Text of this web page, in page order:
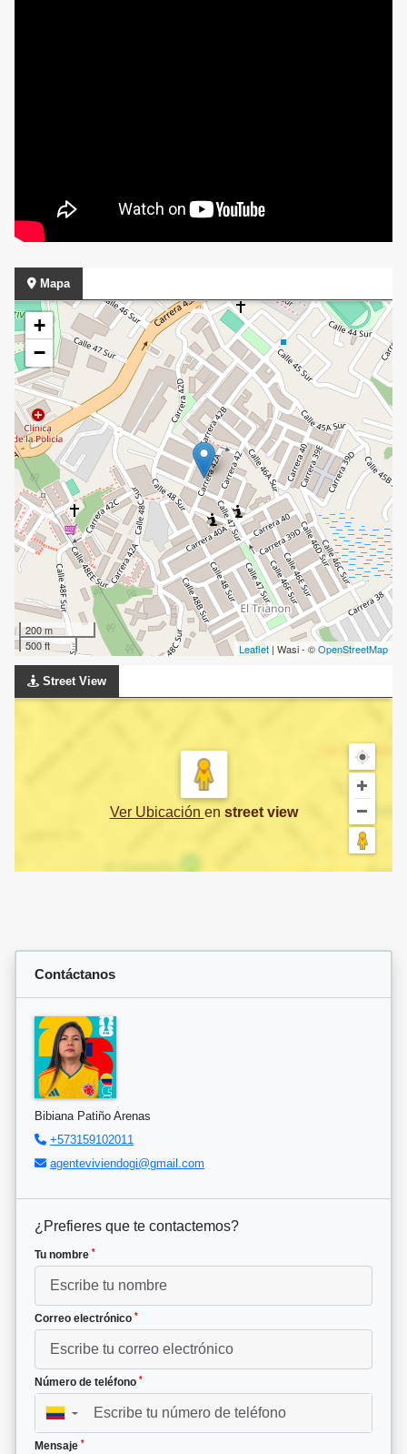
Mapa
+
−
200 m
500 ft
Leaflet | Wasi - ©OpenStreetMap
Street View
Ver Ubicación en street view
Contáctanos
Bibiana Patiño Arenas
+573159102011
agenteviviendogi@gmail.com
¿Prefieres que te contactemos?
Tu nombre *
Correo electrónico *
Número de teléfono *
▼
Mensaje *